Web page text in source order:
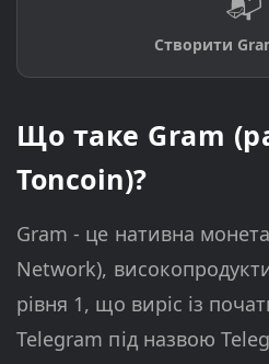
Створити
Що таке Gram
Toncoin)?
Gram - це нативна
Network),
рівня 1, що виріс із
Telegram під назвою